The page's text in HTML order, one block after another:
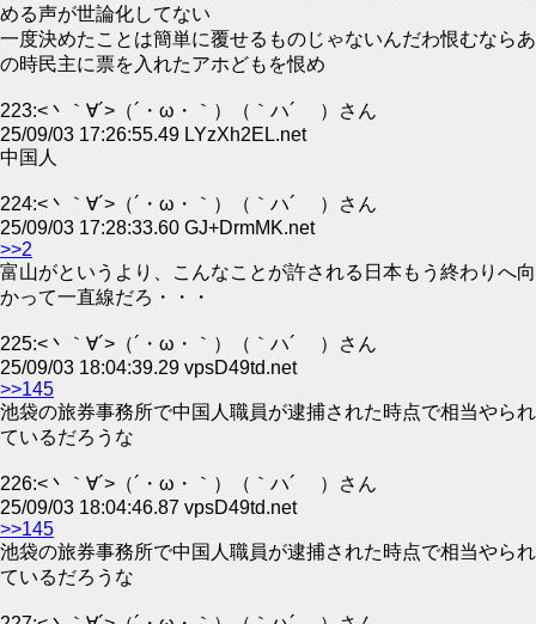
める声が世論化してない
一度決めたことは簡単に覆せるものじゃないんだわ恨むならあ
の時民主に票を入れたアホどもを恨め
223:<丶｀∀´>（´・ω・｀）（｀ハ´ ）さん
25/09/03 17:26:55.49 LYzXh2EL.net
中国人
224:<丶｀∀´>（´・ω・｀）（｀ハ´ ）さん
25/09/03 17:28:33.60 GJ+DrmMK.net
>>2
富山がというより、こんなことが許される日本もう終わりへ向
かって一直線だろ・・・
225:<丶｀∀´>（´・ω・｀）（｀ハ´ ）さん
25/09/03 18:04:39.29 vpsD49td.net
>>145
池袋の旅券事務所で中国人職員が逮捕された時点で相当やられ
ているだろうな
226:<丶｀∀´>（´・ω・｀）（｀ハ´ ）さん
25/09/03 18:04:46.87 vpsD49td.net
>>145
池袋の旅券事務所で中国人職員が逮捕された時点で相当やられ
ているだろうな